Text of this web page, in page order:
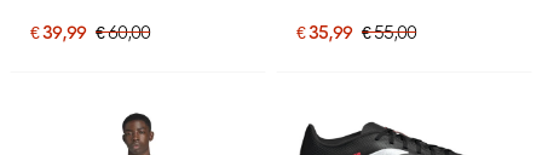
Kids Zwart Wit Rood
€ 39,99 € 60,00
Kids Zwart Wit Rood
€ 35,99 € 55,00